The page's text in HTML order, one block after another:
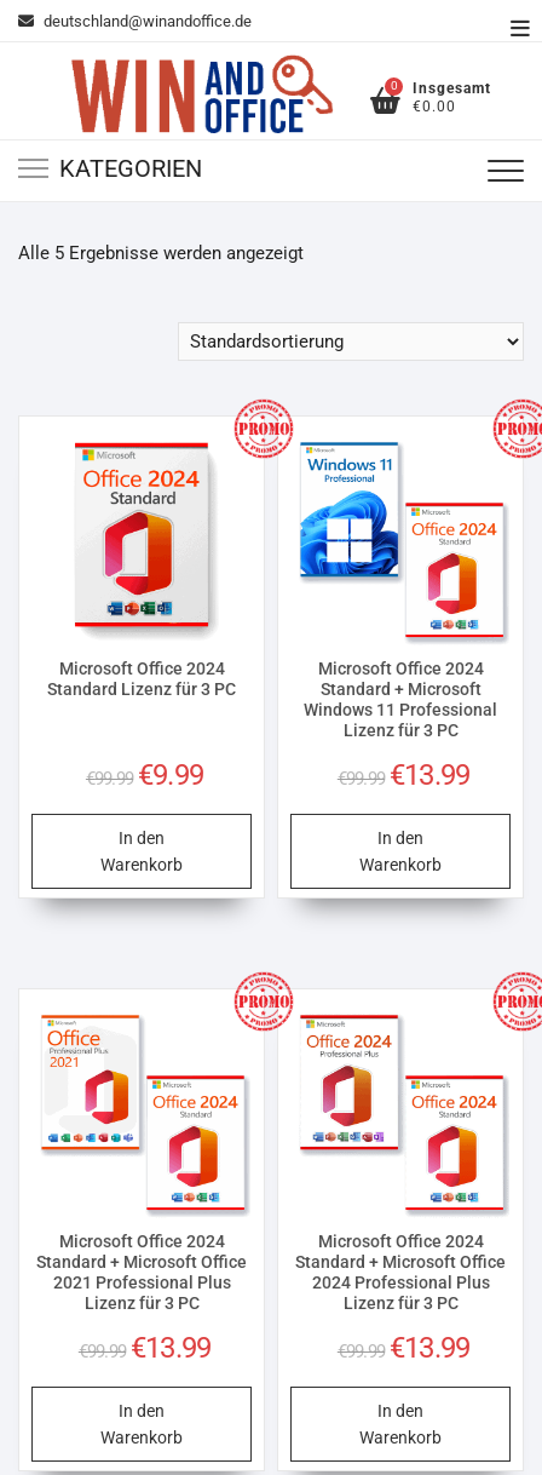
Zum deutschland@winandoffice.de
0
Insgesamt
€0.00
KATEGORIEN
Alle 5 Ergebnisse werden angezeigt
Microsoft Office 2024
Standard Lizenz für 3 PC
€99.99
Ursprünglicher
€99.99
€9.99
In den
Warenkorb
Microsoft Office 2024
Standard + Microsoft
Windows 11 Professional
Lizenz für 3 PC
€99.99
Ursprünglicher
€99.99
€13.99
In den
Warenkorb
Microsoft Office 2024
Standard + Microsoft Office
2021 Professional Plus
Lizenz für 3 PC
€99.99
Ursprünglicher
€99.99
€13.99
In den
Warenkorb
Microsoft Office 2024
Standard + Microsoft Office
2024 Professional Plus
Lizenz für 3 PC
€99.99
Ursprünglicher
€99.99
€13.99
In den
Warenkorb